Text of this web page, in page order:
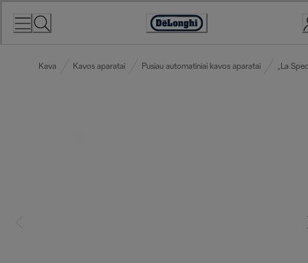
Accessibility
Kava Kavos aparatai Pusiau automatiniai kavos aparatai „La